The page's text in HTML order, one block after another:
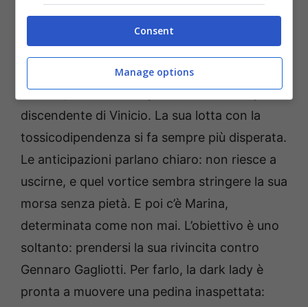
con Clara. Le dinamiche affettive si
complicheranno? O troveranno finalmente
Intanto, su un binario parallelo corre la spirale
discendente di Vinicio. La sua lotta con la
tossicodipendenza si fa sempre più disperata.
Le anticipazioni parlano chiaro: non riesce a
uscirne, e quel vortice sembra stringere la sua
morsa senza pietà. E poi c’è Marina,
determinata come non mai. L’obiettivo è uno
soltanto: prendersi la sua rivincita contro
Gennaro Gagliotti. Per farlo, la dark lady è
pronta a muovere una pedina inaspettata:
Consent
Manage options